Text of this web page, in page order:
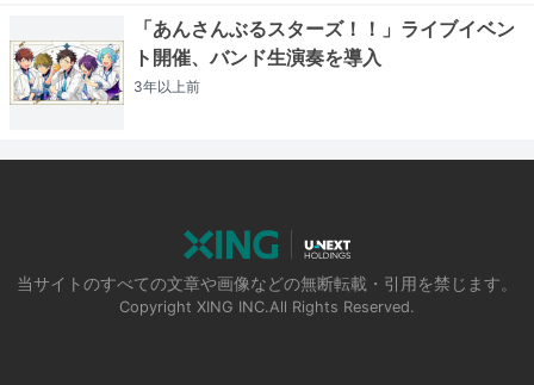
「あんさんぶるスターズ！！」ライブイベン
ト開催、バンド生演奏を導入
3年以上前
当サイトのすべての文章や画像などの無断転載・引用を禁じます。
Copyright XING INC.All Rights Reserved.